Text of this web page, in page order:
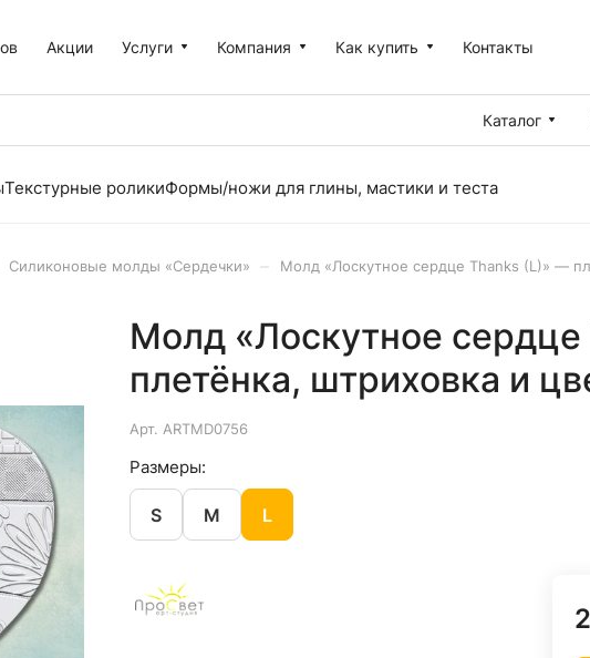
Акции Услуги Компания Как купить Контакты
Каталог
Текстурные роликиФормы/ножи для глины, мастики и теста
Силиконовые молды «Сердечки» Молд «Лоскутное сердце Thanks (L)» —
Молд «Лоскутное
плетёнка, штриховка и
Арт. ARTMD0756
Размеры:
S M L